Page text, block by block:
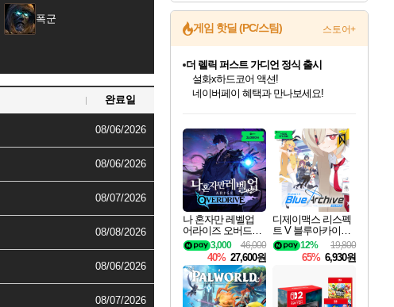
폭군
완료일
08/06/2026
08/06/2026
08/07/2026
08/08/2026
08/06/2026
08/07/2026
게임 핫딜 (PC/스팀) 스토어+
최대 90% 할인가를 만나보세요!
네이버혜택과 함께 만나보세요!
50%할인&추가 적립까지!
네이버 포인트 혜택까지!
이니&베니 혜택까지!
네이버 혜택가와 함께 예약하세요!
할인&네이버혜택으로 만나보세요!
더 렐릭 퍼스트 가디언 정식 출시
설화x하드코어 액션!
네이버페이 혜택과 만나보세요!
40주년 프로모션으로 만나보세요!
할인가에 만나보세요!
일부 에디션 상시 할인!
혜택으로 예약 판매 중
편안하게 충전하세요
나 혼자만 레벨업
어라이즈 오버드라
이브 Solo Leveling A
rise
46,000
3,000
40% 27,600원
디제이맥스 리스펙
트 V 블루아카이브
팩 DJMAX RESPE
CT V Blue Archive P
ack DLC
19,800
12%
65% 6,930원